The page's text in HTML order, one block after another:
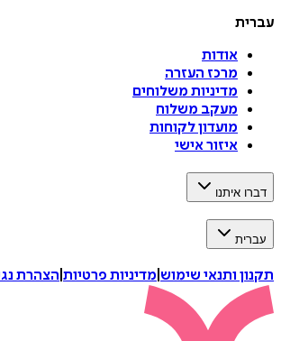
עברית
אודות
מרכז העזרה
מדיניות משלוחים
מעקב משלוח
מועדון לקוחות
איזור אישי
דברו איתנו
עברית
תקנון ותנאי שימוש מדיניות פרטיות הצהרת